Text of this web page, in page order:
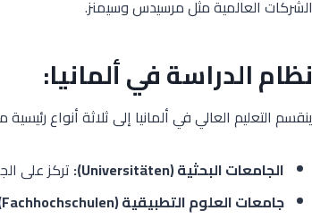
الشركات العالمية مثل مرسيدس وسيمنز.
نظام الدراسة في ألمانيا:
ينقسم التعليم العالي في ألمانيا إلى ثلاثة أنواع
الجامعات البحثية (Universitäten):
تركز على
جامعات العلوم التطبيقية (Fachhochschulen):